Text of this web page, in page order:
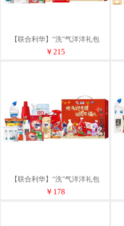
【联合利华】“洗”气洋洋礼包
D1（净含量5308g）
￥215
【联合利华】“洗”气洋洋礼包
B1（净含量4980g）
￥178